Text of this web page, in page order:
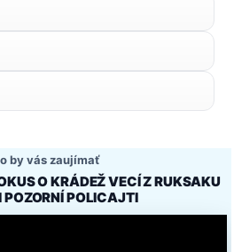
by vás zaujímať
O KRÁDEŽ VECÍ Z RUKSAKU
POZORNÍ POLICAJTI